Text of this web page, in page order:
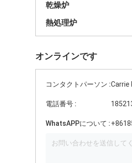
乾燥炉
熱処理炉
オンラインです
コンタクトパーソン :Carrie
電話番号 :
WhatsAPPについて :